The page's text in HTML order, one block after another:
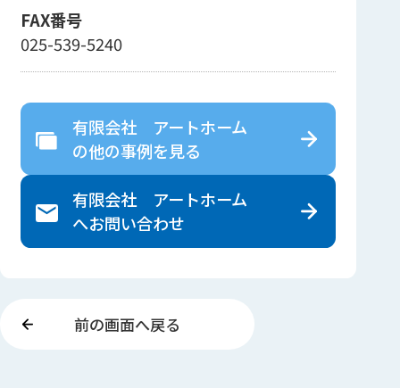
FAX番号
025-539-5240
有限会社 アートホーム
の他の事例を見る
有限会社 アートホーム
へお問い合わせ
前の画面へ戻る